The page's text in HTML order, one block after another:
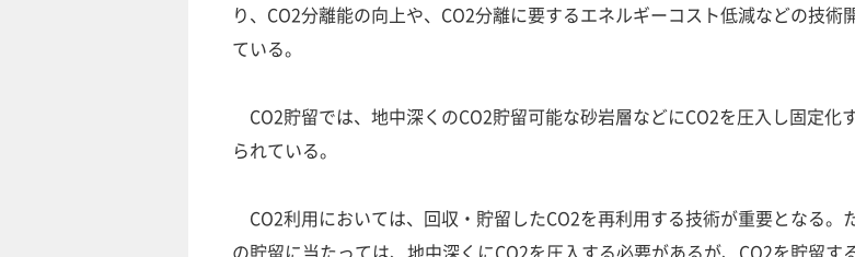
り、CO2分離能の向上や、CO2分離に要するエネルギーコスト低減などの技術
ている。
CO2貯留では、地中深くのCO2貯留可能な砂岩層などにCO2を圧入し固定化
られている。
CO2利用においては、回収・貯留したCO2を再利用する技術が重要となる。
の貯留に当たっては、地中深くにCO2を圧入する必要があるが、CO2を貯留す